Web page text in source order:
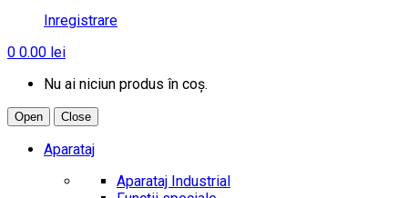
Inregistrare
0 0.00 lei
Nu ai niciun produs în coș.
Open Close
Aparataj
Aparataj Industrial